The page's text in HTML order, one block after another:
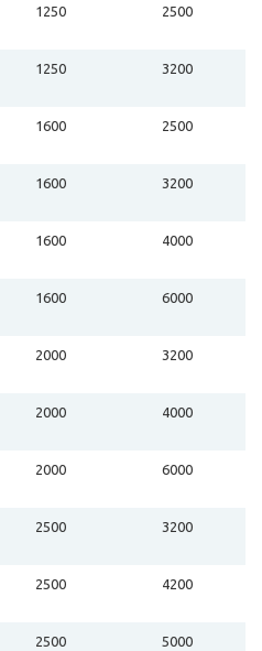
1250 2500
1250 3200
1600 2500
1600 3200
1600 4000
1600 6000
2000 3200
2000 4000
2000 6000
2500 3200
2500 4200
2500 5000